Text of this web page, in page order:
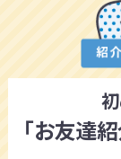
｢お友達